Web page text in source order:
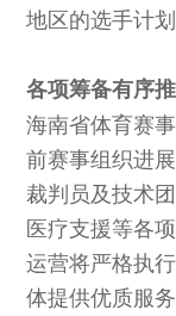
地区的选手计划
各项筹备有序
海南省体育赛
前赛事组织进
裁判员及技术
医疗支援等各
运营将严格执
体提供优质服务